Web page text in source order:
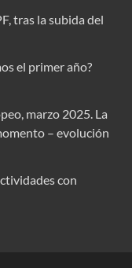
tras la subida del
el primer año?
marzo 2025. La
– evolución
con